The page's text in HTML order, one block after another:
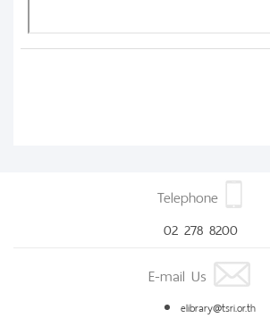
Telephone
02 278 8200
E-mail Us
elibrary@tsri.or.th